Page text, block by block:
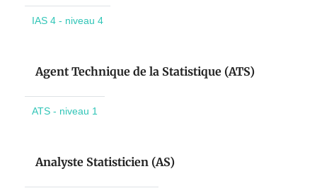
IAS 4 - niveau 4
Agent Technique de la Statistique (ATS)
ATS - niveau 1
Analyste Statisticien (AS)